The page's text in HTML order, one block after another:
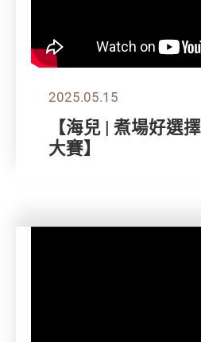
2025.05.15
【海兒 | 煮場好選
大賽】